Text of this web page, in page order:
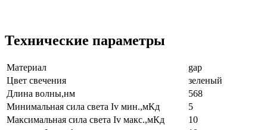
Технические параметры
Материал
gap
Цвет свечения
зеленый
Длина волны,нм
568
Минимальная сила света Iv мин.,мКд
5
Максимальная сила света Iv макс.,мКд
10